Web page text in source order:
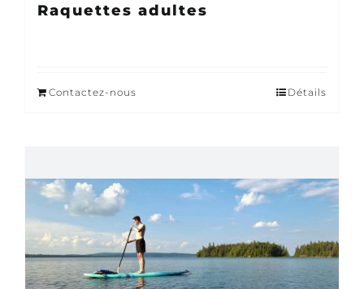
Raquettes adultes
Contactez-nous Détails